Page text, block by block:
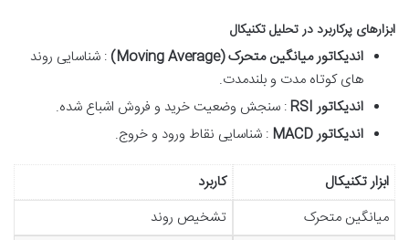
ابزارهای پرکاربرد در تحلیل تکنیکال
اندیکاتور میانگین متحرک(Moving Average)
: شناسایی روند
های کوتاه مدت و بلندمدت.
اندیکاتور
: سنجش وضعیت خرید و فروش اشباع شده.
اندیکاتور
: شناسایی نقاط ورود و خروج.
ابزار تکنیکال
کاربرد
میانگین متحرک
تشخیص روند